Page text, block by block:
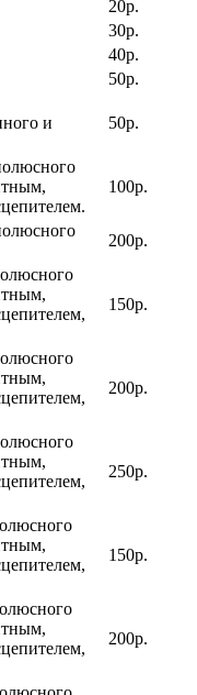
20р.
30р.
40р.
50р.
и
50р.
100р.
200р.
150р.
200р.
250р.
150р.
200р.